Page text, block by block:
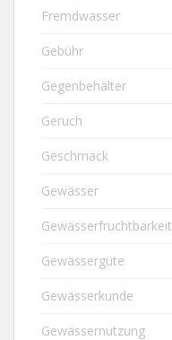
Fremdwasser
Gebühr
Gegenbehälter
Geruch
Geschmack
Gewässer
Gewässerfruchtbarkeit
Gewässergüte
Gewässerkunde
Gewässernutzung